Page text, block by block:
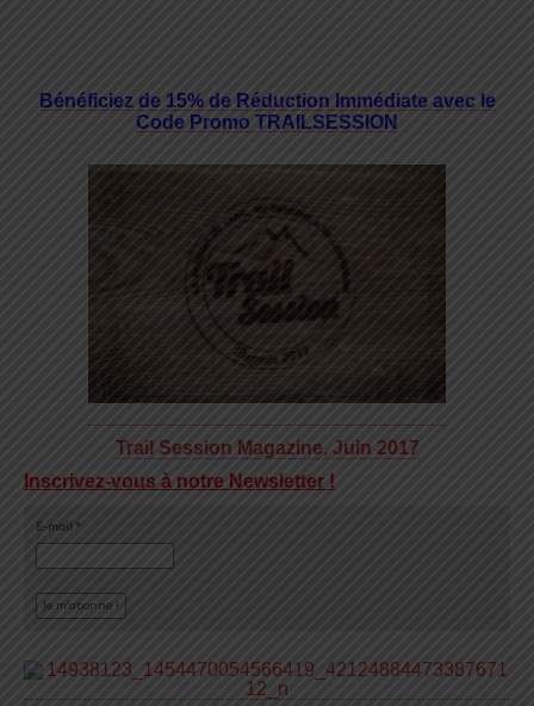
Bénéficiez de 15% de Réduction Immédiate avec le
Code Promo TRAILSESSION
Trail Session Magazine, Juin 2017
Inscrivez-vous à notre Newsletter !
E-mail *